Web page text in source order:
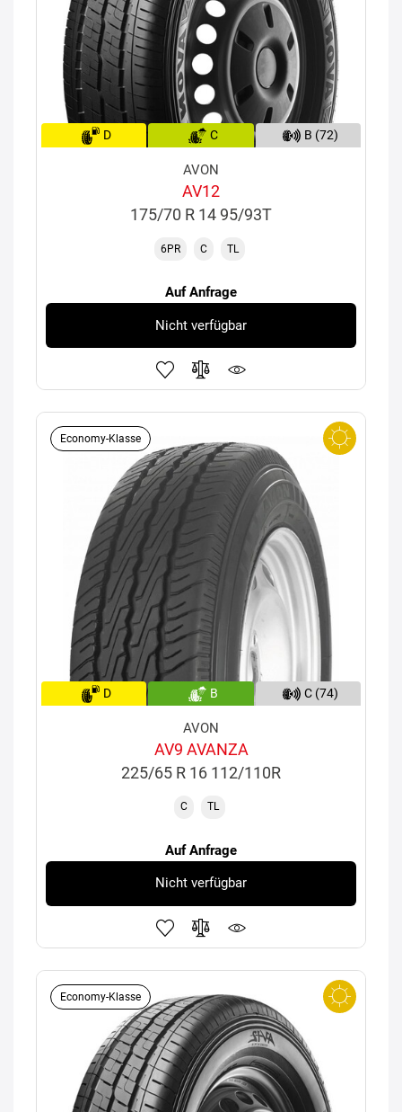
D C B (72)
AVON
AV12
175/70 R 14 95/93T
6PR C TL
Auf Anfrage
Nicht verfügbar
Economy-Klasse
D B C (74)
AVON
AV9 AVANZA
225/65 R 16 112/110R
C TL
Auf Anfrage
Nicht verfügbar
Economy-Klasse